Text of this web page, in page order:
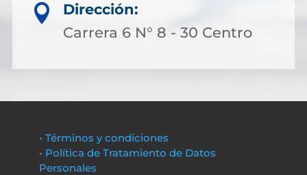

Dirección:
Carrera 6 N° 8 - 30 Centro
• Términos y condiciones
• Política de Tratamiento de Datos
Personales